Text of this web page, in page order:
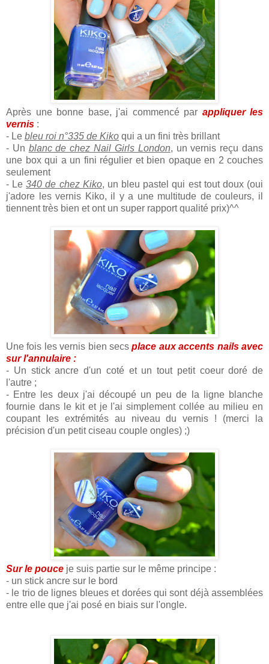
Après une bonne base, j'ai commencé par appliquer les
vernis :
- Le bleu roi n°335 de Kiko qui a un fini très brillant
- Un blanc de chez Nail Girls London, un vernis reçu dans
une box qui a un fini régulier et bien opaque en 2 couches
seulement
- Le340 de chez Kiko, un bleu pastel qui est tout doux (oui
j'adore les vernis Kiko, il y a une multitude de couleurs, il
tiennent très bien et ont un super rapport qualité prix)^^
Une fois les vernis bien secsplace aux accents nails avec
sur l'annulaire :
- Un stick ancre d'un coté et un tout petit coeur doré de
l'autre ;
- Entre les deux j'ai découpé un peu de la ligne blanche
fournie dans le kit et je l'ai simplement collée au milieu en
coupant les extrémités au niveau du vernis ! (merci la
précision d'un petit ciseau couple ongles) ;)
Sur le pouce je suis partie sur le même principe :
- un stick ancre sur le bord
- le trio de lignes bleues et dorées qui sont déjà assemblées
entre elle que j'ai posé en biais sur l'ongle.